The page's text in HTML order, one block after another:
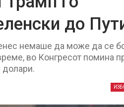
до
немаше да може да се
во Конгресот помина
долари.